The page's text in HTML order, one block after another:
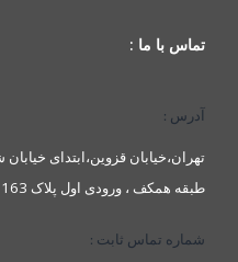
تماس با ما :
آدرس :
تهران،خیابان قزوین،ابتدای
طبقه همکف ، ورودی اول پلاک 163
شماره تماس ثابت :